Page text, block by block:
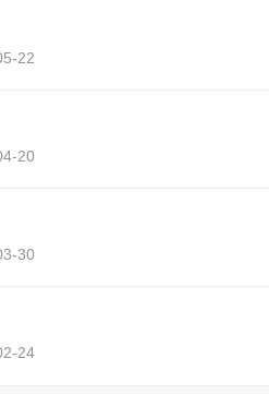
22
20
30
24